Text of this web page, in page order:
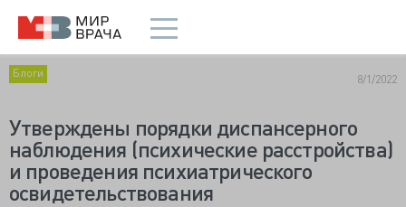
Блоги 8/1/2022
Утверждены порядки диспансерного
наблюдения (психические расстройства)
и проведения психиатрического
освидетельствования